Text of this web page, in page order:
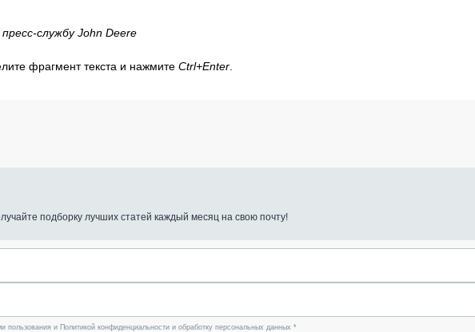
службу John Deere
фрагмент текста и нажмите Ctrl+Enter
подборку лучших статей каждый месяц на свою почту!
пользования и Политикой конфиденциальности и обработку персональных данных *